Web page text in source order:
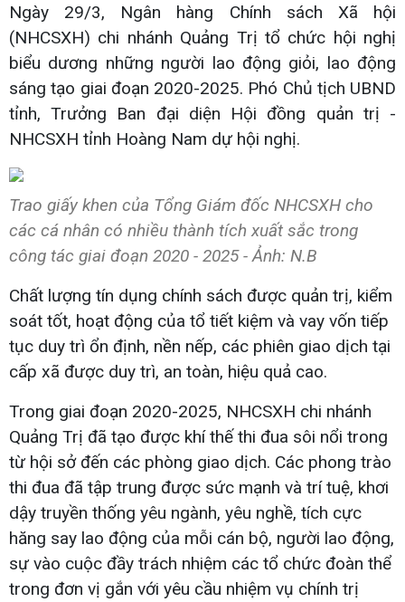
Ngày 29/3, Ngân hàng Chính sách Xã hội
(NHCSXH) chi nhánh Quảng Trị tổ chức hội nghị
biểu dương những người lao động giỏi, lao động
sáng tạo giai đoạn 2020-2025. Phó Chủ tịch UBND
tỉnh, Trưởng Ban đại diện Hội đồng quản trị -
NHCSXH tỉnh Hoàng Nam dự hội nghị.
Trao giấy khen của Tổng Giám đốc NHCSXH cho
các cá nhân có nhiều thành tích xuất sắc trong
công tác giai đoạn 2020 - 2025 - Ảnh: N.B
Chất lượng tín dụng chính sách được quản trị, kiểm
soát tốt, hoạt động của tổ tiết kiệm và vay vốn tiếp
tục duy trì ổn định, nền nếp, các phiên giao dịch tại
cấp xã được duy trì, an toàn, hiệu quả cao.
Trong giai đoạn 2020-2025, NHCSXH chi nhánh
Quảng Trị đã tạo được khí thế thi đua sôi nổi trong
từ hội sở đến các phòng giao dịch. Các phong trào
thi đua đã tập trung được sức mạnh và trí tuệ, khơi
dậy truyền thống yêu ngành, yêu nghề, tích cực
hăng say lao động của mỗi cán bộ, người lao động,
sự vào cuộc đầy trách nhiệm các tổ chức đoàn thể
trong đơn vị gắn với yêu cầu nhiệm vụ chính trị